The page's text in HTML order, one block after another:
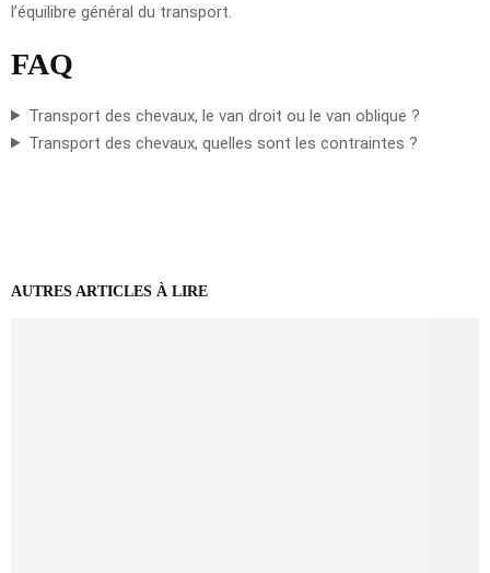
l’équilibre général du transport.
FAQ
Transport des chevaux, le van droit ou le van oblique ?
Transport des chevaux, quelles sont les contraintes ?
AUTRES ARTICLES À LIRE